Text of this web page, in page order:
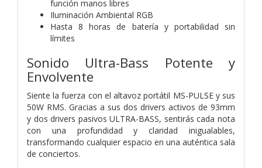
función manos libres
Iluminación Ambiental RGB
Hasta 8 horas de batería y portabilidad sin
límites
Sonido Ultra-Bass Potente y
Envolvente
Siente la fuerza con el altavoz portátil MS-PULSE y sus
50W RMS. Gracias a sus dos drivers activos de 93mm
y dos drivers pasivos ULTRA-BASS, sentirás cada nota
con una profundidad y claridad inigualables,
transformando cualquier espacio en una auténtica sala
de conciertos.